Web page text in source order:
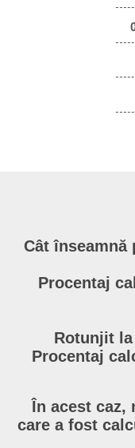
Cât înseamnă
Procentaj
Rotunjit
Procentaj
În acest caz,
care a fost